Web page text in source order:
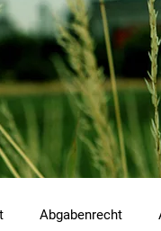
Abgabenrecht